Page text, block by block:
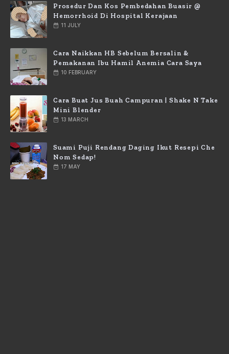
Prosedur Dan Kos Pembedahan Buasir @
Hemorrhoid Di Hospital Kerajaan
11 JULY
Cara Naikkan HB Sebelum Bersalin &
Pemakanan Ibu Hamil Anemia Cara Saya
10 FEBRUARY
Cara Buat Jus Buah Campuran | Shake N Take
Mini Blender
13 MARCH
Suami Puji Rendang Daging Ikut Resepi Che
Nom Sedap!
17 MAY